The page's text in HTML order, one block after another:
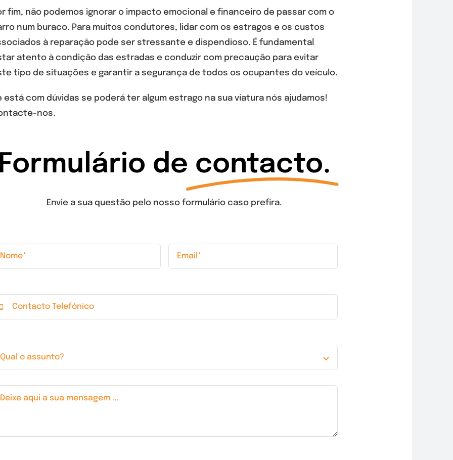
fim, não podemos ignorar o impacto emocional e financeiro de passar com o
num buraco. Para muitos condutores, lidar com os estragos e os custos
à reparação pode ser stressante e dispendioso. É fundamental
atento à condição das estradas e conduzir com precaução para evitar
tipo de situações e garantir a segurança de todos os ocupantes do veículo.
está com dúvidas se poderá ter algum estrago na sua viatura nós ajudamos!
nos.
Formulário de contacto.
Envie a sua questão pelo nosso formulário caso prefira.